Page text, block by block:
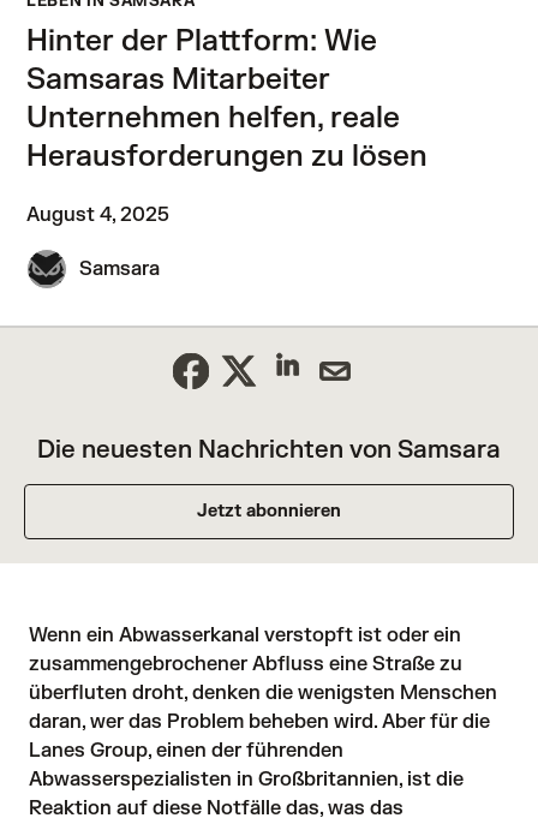
Hinter der Plattform: Wie
Samsaras Mitarbeiter
Unternehmen helfen, reale
Herausforderungen zu lösen
August 4, 2025
Samsara
Die neuesten Nachrichten von Samsara
Jetzt abonnieren
Wenn ein Abwasserkanal verstopft ist oder ein
zusammengebrochener Abfluss eine Straße zu
überfluten droht, denken die wenigsten Menschen
daran, wer das Problem beheben wird. Aber für die
Lanes Group, einen der führenden
Abwasserspezialisten in Großbritannien, ist die
Reaktion auf diese Notfälle das, was das